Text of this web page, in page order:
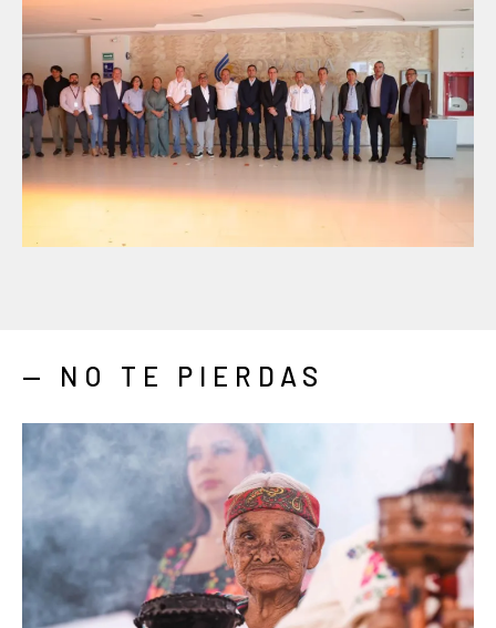
— NO TE PIERDAS